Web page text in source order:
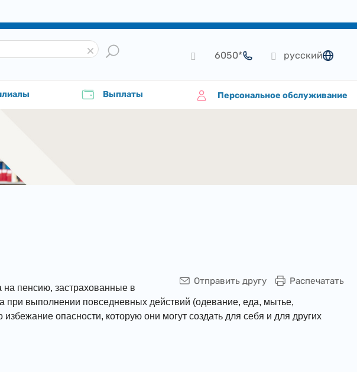
язык
русский
*6050
Выплаты Персональное обслуживание
Распечатать
Отправить другу
пенсию, застрахованные в
при выполнении повседневных действий (одевание, еда, мытье,
опасности, которую они могут создать для себя и для других